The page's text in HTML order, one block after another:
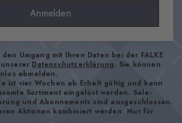
Wade
Tragegefühl
Bündchenart
Gerippt
Polsterung
keine
Sohle
Anmelden
Umgang mit Ihren Daten bei der FALKE
Datenschutzerklärung. Sie können
abmelden.
ist vier Wochen ab Erhalt gültig und kann
Sortiment eingelöst werden. Sale-
und Abonnements sind ausgeschlossen.
Aktionen kombiniert werden. Nur für